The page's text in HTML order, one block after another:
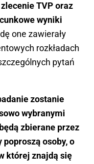
zlecenie TVP oraz
wyniki
one zawierały
rozkładach
pytań
zostanie
wybranymi
zbierane przez
osoby, o
której znajdą się